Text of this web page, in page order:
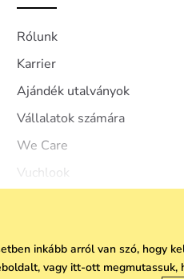
Rólunk
Karrier
Ajándék utalványok
Vállalatok számára
We Care
Vuchlook
inkább arról van szó, hogy
vagy itt-ott megmutassuk,